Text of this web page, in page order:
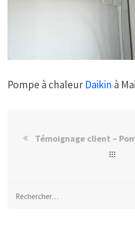
Pompe à chaleur Daikin à
Rechercher :